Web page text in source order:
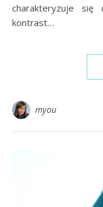
charakteryzuje się
kontrast…
myou